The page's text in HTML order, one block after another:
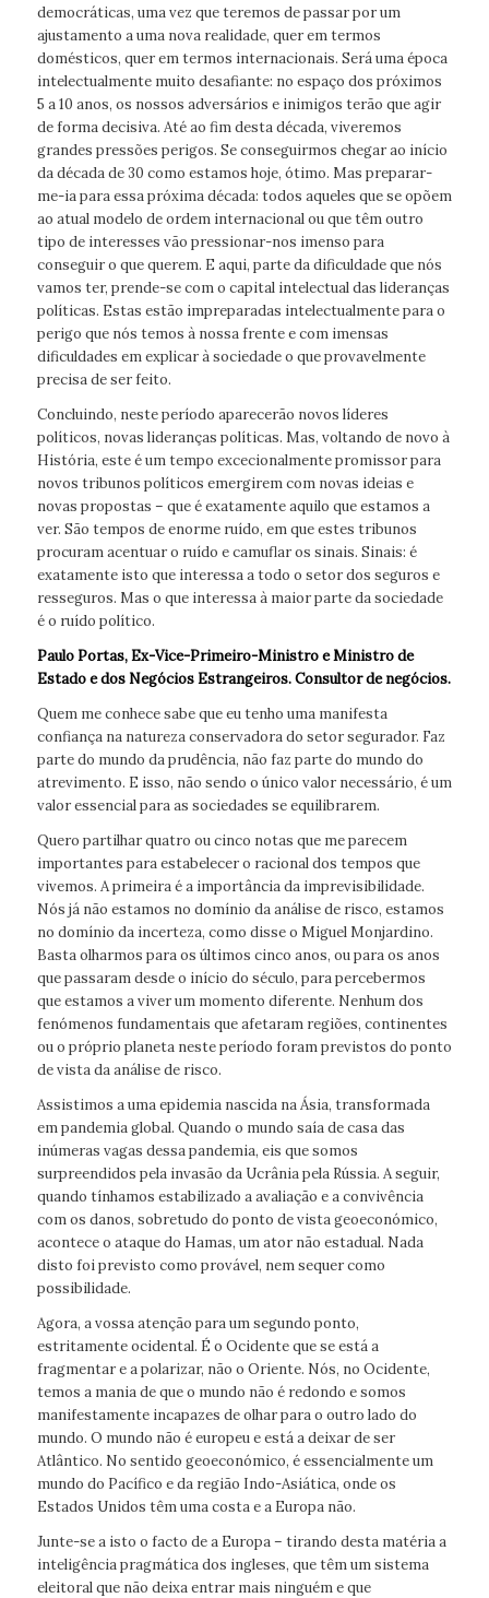
democráticas, uma vez que teremos de passar por um
ajustamento a uma nova realidade, quer em termos
domésticos, quer em termos internacionais. Será uma época
intelectualmente muito desafiante: no espaço dos próximos
5 a 10 anos, os nossos adversários e inimigos terão que agir
de forma decisiva. Até ao fim desta década, viveremos
grandes pressões perigos. Se conseguirmos chegar ao início
da década de 30 como estamos hoje, ótimo. Mas preparar-
me-ia para essa próxima década: todos aqueles que se opõem
ao atual modelo de ordem internacional ou que têm outro
tipo de interesses vão pressionar-nos imenso para
conseguir o que querem. E aqui, parte da dificuldade que nós
vamos ter, prende-se com o capital intelectual das lideranças
políticas. Estas estão impreparadas intelectualmente para o
perigo que nós temos à nossa frente e com imensas
dificuldades em explicar à sociedade o que provavelmente
precisa de ser feito.
Concluindo, neste período aparecerão novos líderes
políticos, novas lideranças políticas. Mas, voltando de novo à
História, este é um tempo excecionalmente promissor para
novos tribunos políticos emergirem com novas ideias e
novas propostas – que é exatamente aquilo que estamos a
ver. São tempos de enorme ruído, em que estes tribunos
procuram acentuar o ruído e camuflar os sinais. Sinais: é
exatamente isto que interessa a todo o setor dos seguros e
resseguros. Mas o que interessa à maior parte da sociedade
é o ruído político.
Paulo Portas, Ex-Vice-Primeiro-Ministro e Ministro de
Estado e dos Negócios Estrangeiros. Consultor de negócios.
Quem me conhece sabe que eu tenho uma manifesta
confiança na natureza conservadora do setor segurador. Faz
parte do mundo da prudência, não faz parte do mundo do
atrevimento. E isso, não sendo o único valor necessário, é um
valor essencial para as sociedades se equilibrarem.
Quero partilhar quatro ou cinco notas que me parecem
importantes para estabelecer o racional dos tempos que
vivemos. A primeira é a importância da imprevisibilidade.
Nós já não estamos no domínio da análise de risco, estamos
no domínio da incerteza, como disse o Miguel Monjardino.
Basta olharmos para os últimos cinco anos, ou para os anos
que passaram desde o início do século, para percebermos
que estamos a viver um momento diferente. Nenhum dos
fenómenos fundamentais que afetaram regiões, continentes
ou o próprio planeta neste período foram previstos do ponto
de vista da análise de risco.
Assistimos a uma epidemia nascida na Ásia, transformada
em pandemia global. Quando o mundo saía de casa das
inúmeras vagas dessa pandemia, eis que somos
surpreendidos pela invasão da Ucrânia pela Rússia. A seguir,
quando tínhamos estabilizado a avaliação e a convivência
com os danos, sobretudo do ponto de vista geoeconómico,
acontece o ataque do Hamas, um ator não estadual. Nada
disto foi previsto como provável, nem sequer como
possibilidade.
Agora, a vossa atenção para um segundo ponto,
estritamente ocidental. É o Ocidente que se está a
fragmentar e a polarizar, não o Oriente. Nós, no Ocidente,
temos a mania de que o mundo não é redondo e somos
manifestamente incapazes de olhar para o outro lado do
mundo. O mundo não é europeu e está a deixar de ser
Atlântico. No sentido geoeconómico, é essencialmente um
mundo do Pacífico e da região Indo-Asiática, onde os
Estados Unidos têm uma costa e a Europa não.
Junte-se a isto o facto de a Europa – tirando desta matéria a
inteligência pragmática dos ingleses, que têm um sistema
eleitoral que não deixa entrar mais ninguém e que